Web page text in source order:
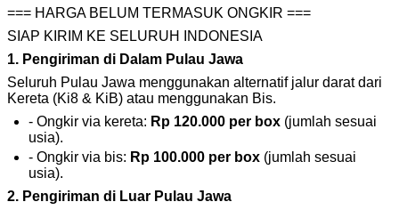
=== HARGA BELUM TERMASUK ONGKIR ===
SIAP KIRIM KE SELURUH INDONESIA
1. Pengiriman di Dalam Pulau Jawa
Seluruh Pulau Jawa menggunakan alternatif jalur darat dari
Kereta (Ki8 & KiB) atau menggunakan Bis.
- Ongkir via kereta: Rp 120.000 per box (jumlah sesuai
usia).
- Ongkir via bis: Rp 100.000 per box (jumlah sesuai
usia).
2. Pengiriman di Luar Pulau Jawa